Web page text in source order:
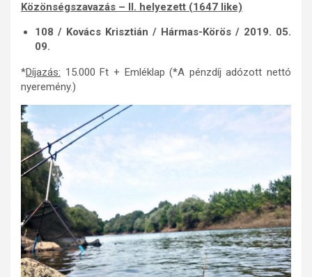
Közönségszavazás – II. helyezett (1647 like)
108 / Kovács Krisztián / Hármas-Körös / 2019. 05.
09.
*Díjazás: 15.000 Ft + Emléklap (*A pénzdíj adózott nettó
nyeremény.)